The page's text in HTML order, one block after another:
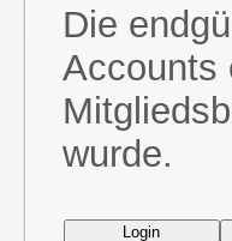
Die
Accounts
wurde.